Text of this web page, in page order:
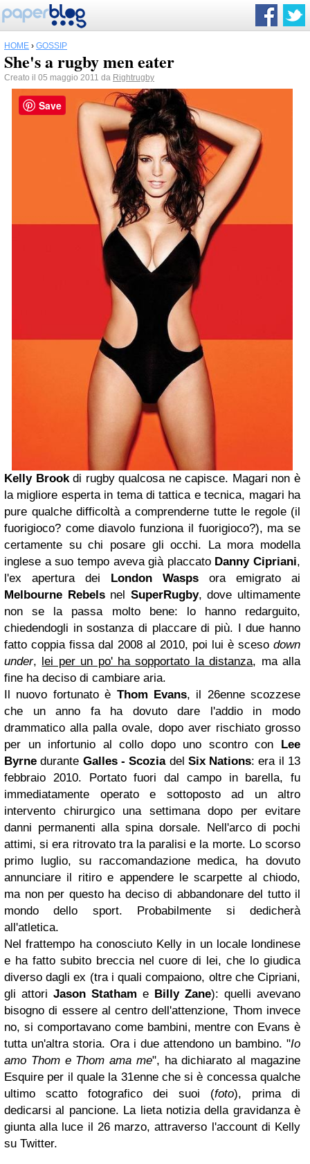
HOME › GOSSIP
She's a rugby men eater
Creato il 05 maggio 2011 da Rightrugby
Kelly Brookdi rugby qualcosa ne capisce. Magari non è
la migliore esperta in tema di tattica e tecnica, magari ha
pure qualche difficoltà a comprenderne tutte le regole (il
fuorigioco? come diavolo funziona il fuorigioco?), ma se
certamente su chi posare gli occhi. La mora modella
inglese a suo tempo aveva già placcato Danny Cipriani,
l'ex apertura dei London Wasps ora emigrato ai
Melbourne Rebelsnel SuperRugby, dove ultimamente
non se la passa molto bene: lo hanno redarguito,
chiedendogli in sostanza di placcare di più. I due hanno
fatto coppia fissa dal 2008 al 2010, poi lui è sceso down
under, lei per un po' ha sopportato la distanza, ma alla
fine ha deciso di cambiare aria.
Il nuovo fortunato è Thom Evans, il 26enne scozzese
che un anno fa ha dovuto dare l'addio in modo
drammatico alla palla ovale, dopo aver rischiato grosso
per un infortunio al collo dopo uno scontro con Lee
Byrne durante Galles - Scoziadel Six Nations: era il 13
febbraio 2010. Portato fuori dal campo in barella, fu
immediatamente operato e sottoposto ad un altro
intervento chirurgico una settimana dopo per evitare
danni permanenti alla spina dorsale. Nell'arco di pochi
attimi, si era ritrovato tra la paralisi e la morte. Lo scorso
primo luglio, su raccomandazione medica, ha dovuto
annunciare il ritiro e appendere le scarpette al chiodo,
ma non per questo ha deciso di abbandonare del tutto il
mondo dello sport. Probabilmente si dedicherà
all'atletica.
Nel frattempo ha conosciuto Kelly in un locale londinese
e ha fatto subito breccia nel cuore di lei, che lo giudica
diverso dagli ex (tra i quali compaiono, oltre che Cipriani,
gli attori Jason Statham e Billy Zane): quelli avevano
bisogno di essere al centro dell'attenzione, Thom invece
no, si comportavano come bambini, mentre con Evans è
tutta un'altra storia. Ora i due attendono un bambino. "Io
amo Thom e Thom ama me", ha dichiarato al magazine
Esquire per il quale la 31enne che si è concessa qualche
ultimo scatto fotografico dei suoi (foto), prima di
dedicarsi al pancione. La lieta notizia della gravidanza è
giunta alla luce il 26 marzo, attraverso l'account di Kelly
su Twitter.
Save